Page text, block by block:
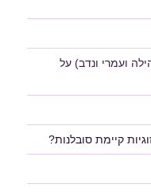
ועמרי ונדב)על
קיימת סובלנות?